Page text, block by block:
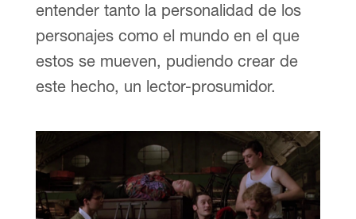
entender tanto la personalidad de los
personajes como el mundo en el que
estos se mueven, pudiendo crear de
este hecho, un lector-prosumidor.